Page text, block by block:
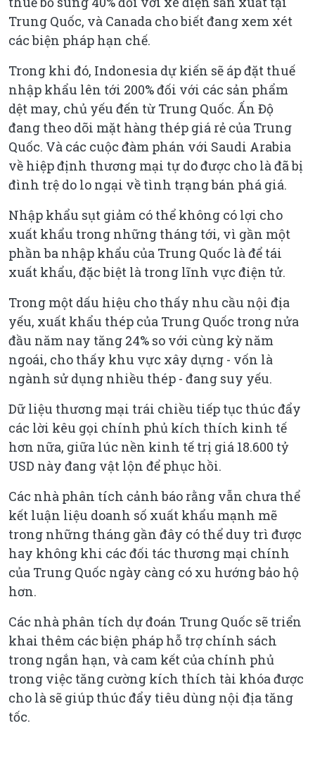
Trung Quốc, và Canada cho biết đang xem xét
các biện pháp hạn chế.
Trong khi đó, Indonesia dự kiến sẽ áp đặt thuế
nhập khẩu lên tới 200% đối với các sản phẩm
dệt may, chủ yếu đến từ Trung Quốc. Ấn Độ
đang theo dõi mặt hàng thép giá rẻ của Trung
Quốc. Và các cuộc đàm phán với Saudi Arabia
về hiệp định thương mại tự do được cho là đã bị
đình trệ do lo ngại về tình trạng bán phá giá.
Nhập khẩu sụt giảm có thể không có lợi cho
xuất khẩu trong những tháng tới, vì gần một
phần ba nhập khẩu của Trung Quốc là để tái
xuất khẩu, đặc biệt là trong lĩnh vực điện tử.
Trong một dấu hiệu cho thấy nhu cầu nội địa
yếu, xuất khẩu thép của Trung Quốc trong nửa
đầu năm nay tăng 24% so với cùng kỳ năm
ngoái, cho thấy khu vực xây dựng - vốn là
ngành sử dụng nhiều thép - đang suy yếu.
Dữ liệu thương mại trái chiều tiếp tục thúc đẩy
các lời kêu gọi chính phủ kích thích kinh tế
hơn nữa, giữa lúc nền kinh tế trị giá 18.600 tỷ
USD này đang vật lộn để phục hồi.
Các nhà phân tích cảnh báo rằng vẫn chưa thể
kết luận liệu doanh số xuất khẩu mạnh mẽ
trong những tháng gần đây có thể duy trì được
hay không khi các đối tác thương mại chính
của Trung Quốc ngày càng có xu hướng bảo hộ
hơn.
Các nhà phân tích dự đoán Trung Quốc sẽ triển
khai thêm các biện pháp hỗ trợ chính sách
trong ngắn hạn, và cam kết của chính phủ
trong việc tăng cường kích thích tài khóa được
cho là sẽ giúp thúc đẩy tiêu dùng nội địa tăng
tốc.